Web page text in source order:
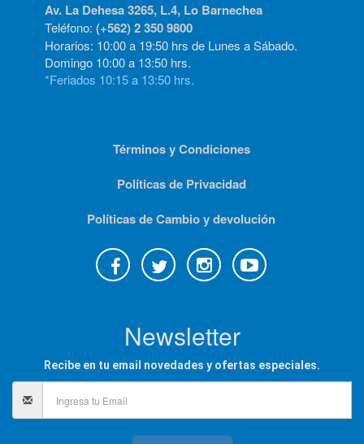
Av. La Dehesa 3265, L.4, Lo Barnechea
Teléfono: (+562) 2 350 9800
Horarios: 10:00 a 19:50 hrs de Lunes a Sábado.
Domingo 10:00 a 13:50 hrs.
*Feriados 10:15 a 13:50 hrs.
Términos y Condiciones
Políticas de Privacidad
Políticas de Cambio y devolución
Newsletter
Recibe en tu email novedades y ofertas especiales.